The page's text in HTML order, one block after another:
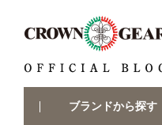
ブランドから探す